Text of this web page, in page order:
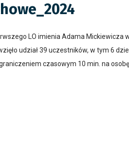
LO imienia Adama Mickiewicza
udział 39 uczestników, w tym 6
czasowym 10 min. na